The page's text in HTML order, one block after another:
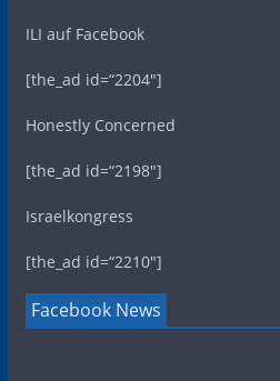
ILI auf Facebook
[the_ad id=“2204″]
Honestly Concerned
[the_ad id=“2198″]
Israelkongress
[the_ad id=“2210″]
Facebook News